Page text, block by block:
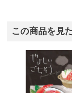
この商品を見